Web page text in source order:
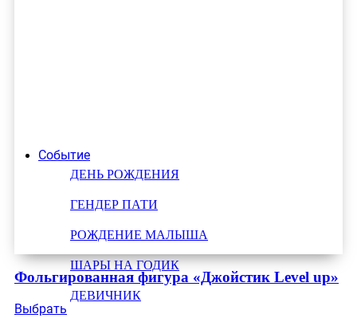
Событие
ДЕНЬ РОЖДЕНИЯ
ГЕНДЕР ПАТИ
РОЖДЕНИЕ МАЛЫША
ШАРЫ НА ГОДИК
ДЕВИЧНИК
Фольгированная фигура «Джойстик Level up»
Выбрать